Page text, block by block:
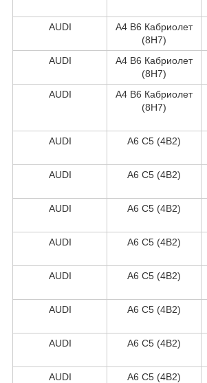
AUDI
A4 B6 Кабриолет
(8H7)
AUDI
A4 B6 Кабриолет
(8H7)
AUDI
A4 B6 Кабриолет
(8H7)
AUDI
A6 C5 (4B2)
AUDI
A6 C5 (4B2)
AUDI
A6 C5 (4B2)
AUDI
A6 C5 (4B2)
AUDI
A6 C5 (4B2)
AUDI
A6 C5 (4B2)
AUDI
A6 C5 (4B2)
AUDI
A6 C5 (4B2)